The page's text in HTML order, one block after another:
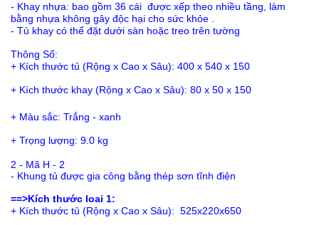
- Khay nhựa: bao gồm 36 cái được xếp theo nhiều tầng, làm
bằng nhựa không gây độc hại cho sức khỏe .
- Tủ khay có thể đặt dưới sàn hoặc treo trên tường
Thông Số:
+ Kích thước tủ (Rộng x Cao x Sâu): 400 x 540 x 150
+ Kích thước khay (Rộng x Cao x Sâu): 80 x 50 x 150
+ Màu sắc: Trắng - xanh
+ Trọng lượng: 9.0 kg
2 - Mã H - 2
- Khung tủ được gia công bằng thép sơn tĩnh điện
==>Kích thước loai 1:
+ Kích thước tủ (Rộng x Cao x Sâu): 525x220x650